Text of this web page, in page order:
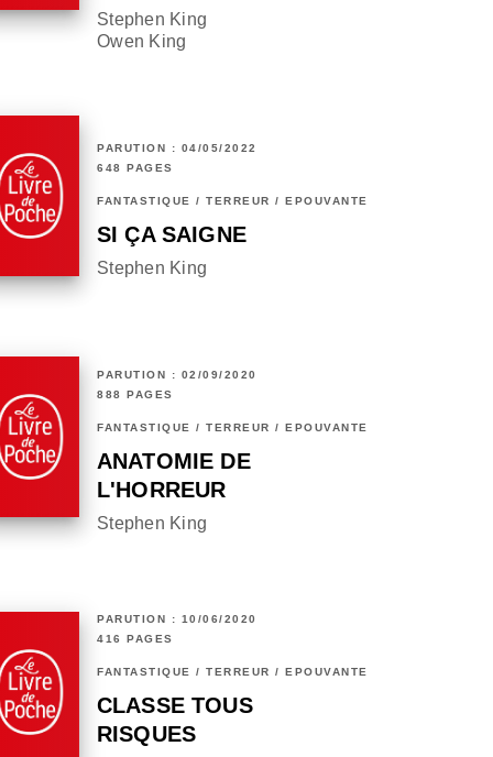
Stephen King
Owen King
PARUTION : 04/05/2022
648 PAGES
FANTASTIQUE / TERREUR / EPOUVANTE
SI ÇA SAIGNE
Stephen King
PARUTION : 02/09/2020
888 PAGES
FANTASTIQUE / TERREUR / EPOUVANTE
ANATOMIE DE
L'HORREUR
Stephen King
PARUTION : 10/06/2020
416 PAGES
FANTASTIQUE / TERREUR / EPOUVANTE
CLASSE TOUS
RISQUES